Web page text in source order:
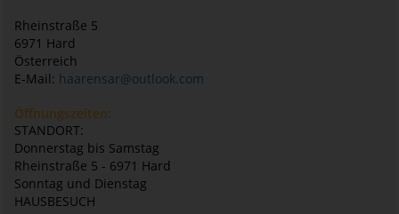
Rheinstraße 5
6971 Hard
Österreich
E-Mail: haarensar@outlook.com
Öffnungszeiten:
STANDORT:
Donnerstag bis Samstag
Rheinstraße 5 - 6971 Hard
Sonntag und Dienstag
HAUSBESUCH